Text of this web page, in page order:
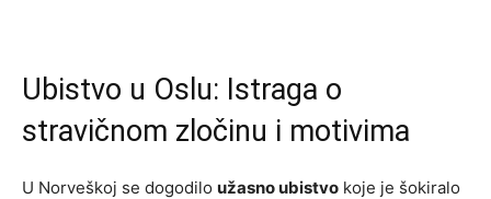
Ubistvo u Oslu: Istraga o
stravičnom zločinu i motivima
U Norveškoj se dogodilo užasno ubistvo koje je šokiralo